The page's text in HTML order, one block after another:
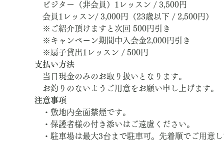
ビジター（非会員）1レッスン / 3,500円
会員1レッスン/ 3,000円（23歳以下 / 2,500円）
※ご紹介頂けますと次回 500円引き
※キャンペーン期間中入会金2,000円引き
※扇子貸出1レッスン / 500円
支払い方法
当日現金のみのお取り扱いとなります。
お釣りのないようご用意をお願い申し上げます。
注意事項
・敷地内全面禁煙です。
・保護者様の付き添いはご遠慮ください。
・駐車場は最大3台まで駐車可。先着順でご用意